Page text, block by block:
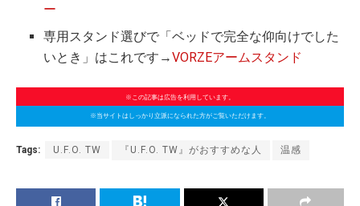
ー
専用スタンド選びで「ベッドで完全な仰向けでした
いとき」はこれです→VORZEアームスタンド
※この記事は広告を利用しています。
※当サイトはしっかり立派になられた方がご覧いただけます。
Tags: U.F.O. TW 『U.F.O. TW』がおすすめな人 温感